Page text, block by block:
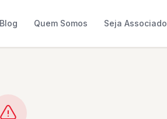
Blog Quem Somos Seja Associado